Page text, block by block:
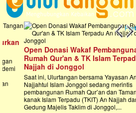
Open Donasi Wakaf Pembangunan
Rumah Qur'an & TK Islam Terpadu An
Najjah di Jonggol
Saat ini, Ulurtangan bersama Yayasan An
Najjahtul Islam Jonggol sedang merintis
pembangunan Rumah Qur’an dan Taman Kanak-
kanak Islam Terpadu (TKIT) An Najjah dan
Gedung Majelis Taklim di Jonggol,...